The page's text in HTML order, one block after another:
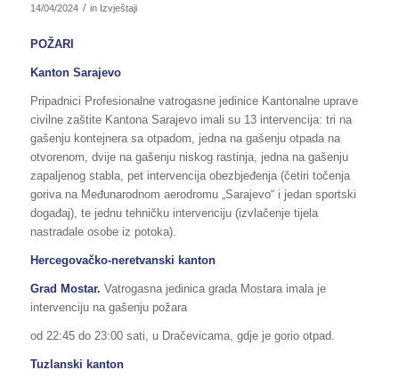
14/04/2024 / in Izvještaji
POŽARI
Kanton Sarajevo
Pripadnici Profesionalne vatrogasne jedinice Kantonalne uprave
civilne zaštite Kantona Sarajevo imali su 13 intervencija: tri na
gašenju kontejnera sa otpadom, jedna na gašenju otpada na
otvorenom, dvije na gašenju niskog rastinja, jedna na gašenju
zapaljenog stabla, pet intervencija obezbjeđenja (četiri točenja
goriva na Međunarodnom aerodromu „Sarajevo“ i jedan sportski
događaj), te jednu tehničku intervenciju (izvlačenje tijela
nastradale osobe iz potoka).
Hercegovačko-neretvanski kanton
Grad Mostar. Vatrogasna jedinica grada Mostara imala je
intervenciju na gašenju požara
od 22:45 do 23:00 sati, u Dračevicama, gdje je gorio otpad.
Tuzlanski kanton